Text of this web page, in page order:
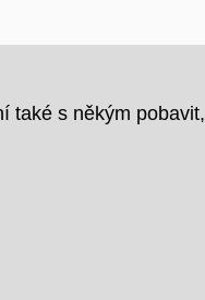
také s někým pobavit,